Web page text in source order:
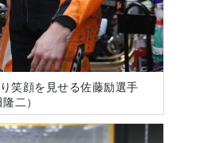
笑顔を見せる佐藤励選手
二）